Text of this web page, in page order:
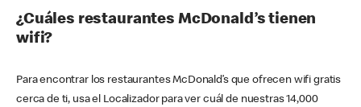
¿Cuáles restaurantes McDonald’s tienen
wifi?
Para encontrar los restaurantes McDonald’s que ofrecen wifi gratis
cerca de ti, usa el Localizador para ver cuál de nuestras 14,000